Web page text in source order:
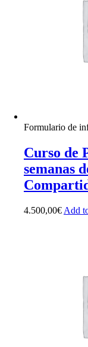
Formulario de
Curso de
semanas
4.500,00€ Add